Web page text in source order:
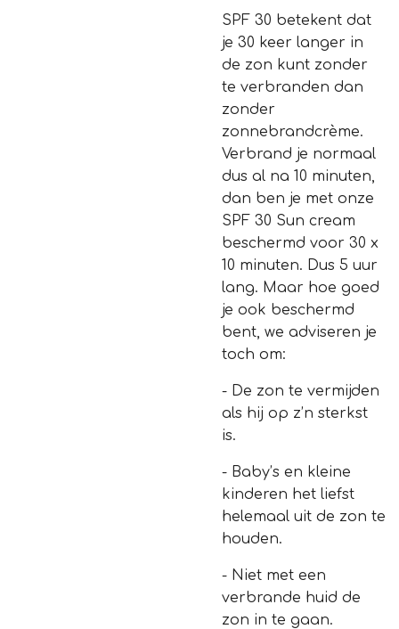
SPF 30 betekent dat
je 30 keer langer in
de zon kunt zonder
te verbranden dan
zonder
zonnebrandcrème.
Verbrand je normaal
dus al na 10 minuten,
dan ben je met onze
SPF 30 Sun cream
beschermd voor 30 x
10 minuten. Dus 5 uur
lang. Maar hoe goed
je ook beschermd
bent, we adviseren je
toch om:
- De zon te vermijden
als hij op z’n sterkst
is.
- Baby’s en kleine
kinderen het liefst
helemaal uit de zon te
houden.
- Niet met een
verbrande huid de
zon in te gaan.